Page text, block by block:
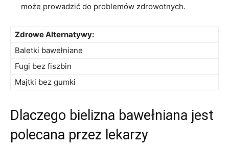
może‌ prowadzić‌ do problemów zdrowotnych.
Zdrowe Alternatywy:
Baletki⁣ bawełniane
Fugi bez fiszbin
Majtki ‍bez gumki
Dlaczego ​bielizna bawełniana jest ​
polecana przez lekarzy